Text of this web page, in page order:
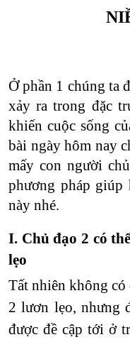
Ở phần 1 chúng ta
xảy ra trong đặc
khiến cuộc sống
bài ngày hôm nay
mấy con người
phương pháp
này nhé.
I. Chủ đạo 2 có
lẹo
Tất nhiên không có
2 lươn lẹo, nhưng
được đề cập tới ở